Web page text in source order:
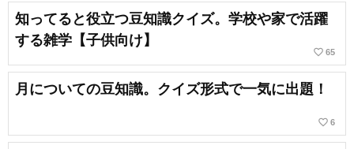
知ってると役立つ豆知識クイズ。学校や家で活躍
する雑学【子供向け】
favorite_border 65
月についての豆知識。クイズ形式で一気に出題！
favorite_border 6